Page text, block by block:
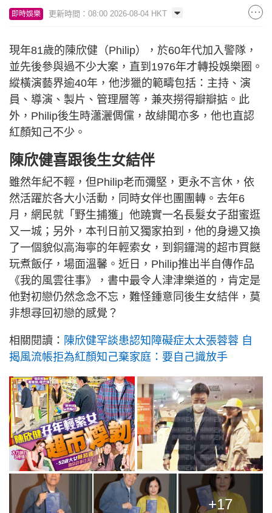
即時娛樂 更新時間：08:00 2026-08-04 HKT
現年81歲的陳欣健（Philip），於60年代加入警隊，
並先後參與過不少大案，直到1976年才轉投娛樂圈。
縱橫演藝界逾40年，他涉獵的範疇包括：主持、演
員、導演、製片、管理層等，兼夾撈得瓣瓣掂。此
外，Philip後生時瀟灑倜儻，故緋聞亦多，他也直認
紅顏知己不少。
陳欣健喜跟後生女結伴
雖然年紀不輕，但Philip老而彌堅，更永不言休，依
然活躍於各大小活動，同時女伴也團團轉。去年6
月，網民就「野生捕獲」他蹺實一名長髮女子甜蜜逛
又一城；另外，本刊日前又獨家拍到，他的身邊又換
了一個貌似高海寧的年輕索女，到銅鑼灣的超市買餸
玩煮飯仔，場面溫馨。近日，Philip推出半自傳作品
《我的風雲往事》，書中最令人津津樂道的，肯定是
他對初戀仍然念念不忘，難怪鍾意同後生女結伴，莫
非想尋回初戀的感覺？
相關閱讀： 陳欣健罕談患認知障礙症太太張蓉蓉 自
揭風流帳拒為紅顏知己棄家庭：要自己識放手
+17